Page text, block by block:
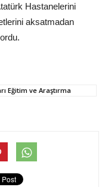
Hastanelerini
aksatmadan
Eğitim ve Araştırma